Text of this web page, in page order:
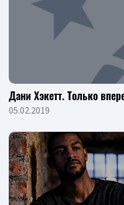
Дани Хэкетт. Только
05.02.2019